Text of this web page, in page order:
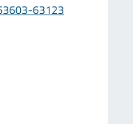
63123